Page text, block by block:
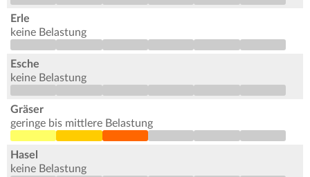
Erle
keine Belastung
Esche
keine Belastung
Gräser
geringe bis mittlere Belastung
Hasel
keine Belastung